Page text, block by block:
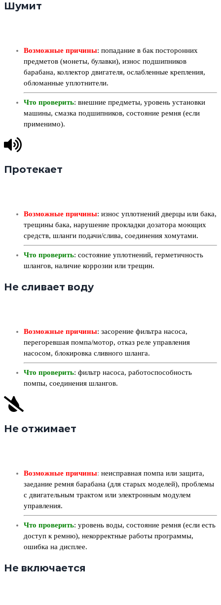
Шумит
Возможные причины: попадание в бак посторонних
предметов (монеты, булавки), износ подшипников
барабана, коллектор двигателя, ослабленные крепления,
обломанные уплотнители.
Что проверить: внешние предметы, уровень установки
машины, смазка подшипников, состояние ремня (если
применимо).
Протекает
Возможные причины: износ уплотнений дверцы или бака,
трещины бака, нарушение прокладки дозатора моющих
средств, шланги подачи/слива, соединения хомутами.
Что проверить: состояние уплотнений, герметичность
шлангов, наличие коррозии или трещин.
Не сливает воду
Возможные причины: засорение фильтра насоса,
перегоревшая помпа/мотор, отказ реле управления
насосом, блокировка сливного шланга.
Что проверить: фильтр насоса, работоспособность
помпы, соединения шлангов.
Не отжимает
Возможные причины: неисправная помпа или защита,
заедание ремня барабана (для старых моделей), проблемы
с двигательным трактом или электронным модулем
управления.
Что проверить: уровень воды, состояние ремня (если есть
доступ к ремню), некорректные работы программы,
ошибка на дисплее.
Не включается